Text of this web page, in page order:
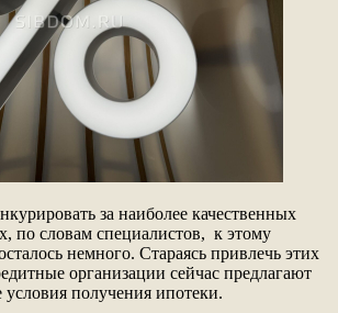
за наиболее качественных
по словам специалистов, к этому
немного. Стараясь привлечь этих
организации сейчас предлагают
получения ипотеки.